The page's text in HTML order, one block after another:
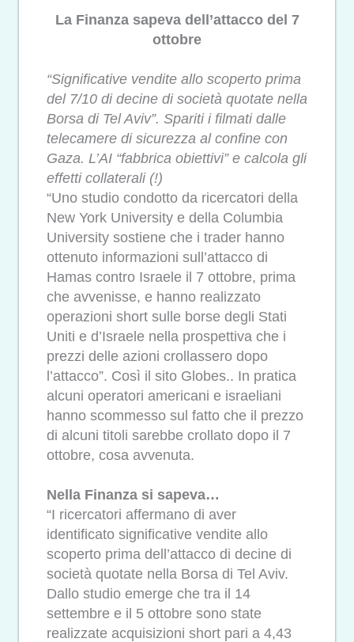
La Finanza sapeva dell’attacco del 7
ottobre
“Significative vendite allo scoperto prima
del 7/10 di decine di società quotate nella
Borsa di Tel Aviv”. Spariti i filmati dalle
telecamere di sicurezza al confine con
Gaza. L’AI “fabbrica obiettivi” e calcola gli
effetti collaterali (!)
“Uno studio condotto da ricercatori della
New York University e della Columbia
University sostiene che i trader hanno
ottenuto informazioni sull’attacco di
Hamas contro Israele il 7 ottobre, prima
che avvenisse, e hanno realizzato
operazioni short sulle borse degli Stati
Uniti e d’Israele nella prospettiva che i
prezzi delle azioni crollassero dopo
l’attacco”. Così il sito Globes.. In pratica
alcuni operatori americani e israeliani
hanno scommesso sul fatto che il prezzo
di alcuni titoli sarebbe crollato dopo il 7
ottobre, cosa avvenuta.
Nella Finanza si sapeva…
“I ricercatori affermano di aver
identificato significative vendite allo
scoperto prima dell’attacco di decine di
società quotate nella Borsa di Tel Aviv.
Dallo studio emerge che tra il 14
settembre e il 5 ottobre sono state
realizzate acquisizioni short pari a 4,43